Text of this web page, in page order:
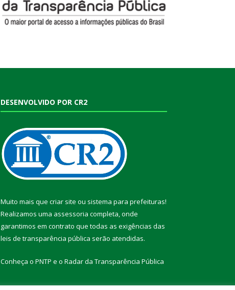
DESENVOLVIDO POR CR2
Muito mais que criar site ou sistema para prefeituras!
Realizamos uma assessoria completa, onde
garantimos em contrato que todas as exigências das
leis de transparência pública serão atendidas.
Conheça o PNTP e o Radar da Transparência Pública